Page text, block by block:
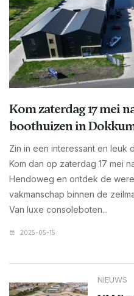
Kom zaterdag 17 mei
boothuizen in
Zin in een interessant en leuk
Kom dan op zaterdag 17 mei
Hendoweg en ontdek de
vakmanschap binnen de
Van luxe consoleboten...
2025-05-15
NIEUWS